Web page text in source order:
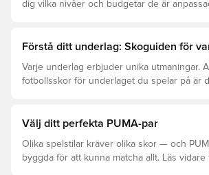
dig vilka nivåer och budgetar de är
Förstå ditt underlag: Skoguiden för
Varje underlag erbjuder unika utmaningar.
fotbollsskor för underlaget du spelar på är
de olika underlagen.
Välj ditt perfekta PUMA-par
Olika spelstilar kräver olika skor — och
byggda för att kunna matcha allt. Läs